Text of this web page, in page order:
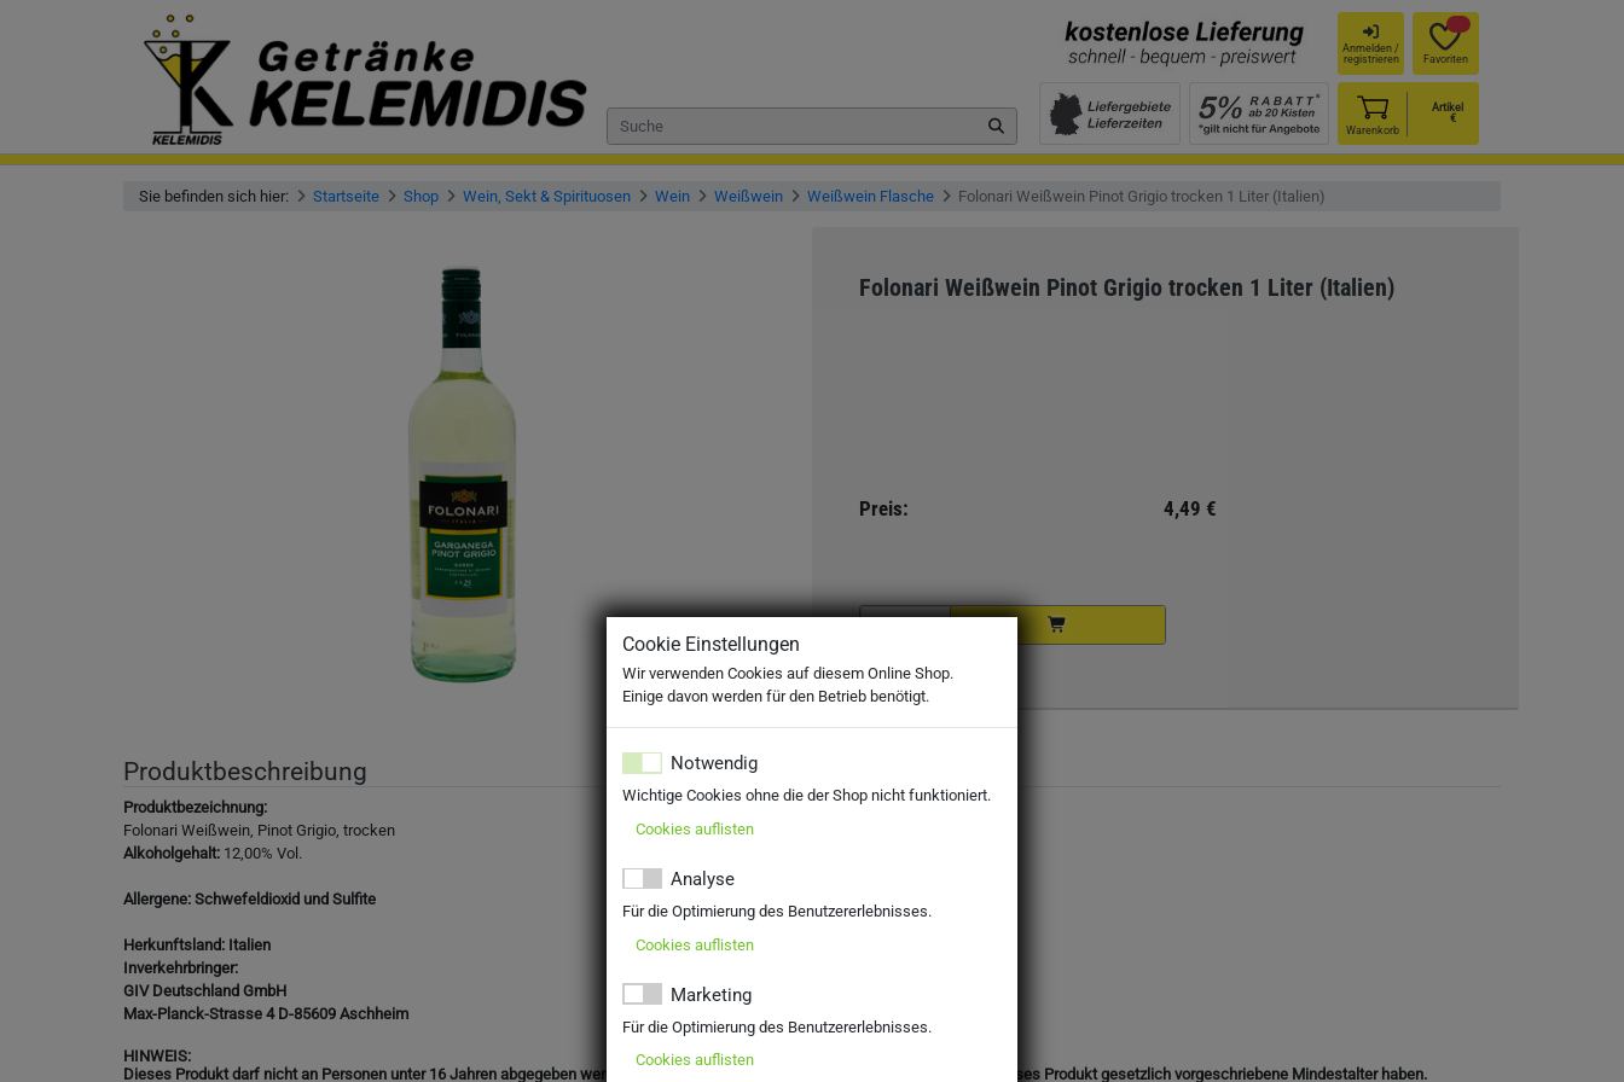
Anmelden /
registrieren
Favoriten
Warenkorb
Artikel
€
Sie befinden sich hier: Startseite Shop Wein, Sekt & Spirituosen Wein Weißwein Weißwein Flasche Folonari Weißwein Pinot Grigio trocken 1 Liter (Italien)
Folonari Weißwein Pinot Grigio trocken 1 Liter (Italien)
Preis: 4,49 €
Produktbeschreibung
Produktbezeichnung:
Folonari Weißwein, Pinot Grigio, trocken
Alkoholgehalt: 12,00% Vol.
Allergene: Schwefeldioxid und Sulfite
Herkunftsland: Italien
Inverkehrbringer:
GIV Deutschland GmbH
Max-Planck-Strasse 4 D-85609 Aschheim
HINWEIS:
Dieses Produkt darf nicht an Personen unter 16 Jahren abgegeben werden. Mit Ihrer Bestellung bestätigen Sie, dass Sie das für dieses Produkt gesetzlich vorgeschriebene Mindestalter haben.
Cookie Einstellungen
Wir verwenden Cookies auf diesem Online Shop.
Einige davon werden für den Betrieb benötigt.
Notwendig
Wichtige Cookies ohne die der Shop nicht funktioniert.
Cookies auflisten
Analyse
Für die Optimierung des Benutzererlebnisses.
Cookies auflisten
Marketing
Für die Optimierung des Benutzererlebnisses.
Cookies auflisten